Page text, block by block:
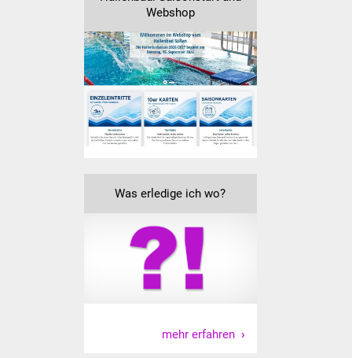
Was erledige ich wo
Dienstleistungen
Lebenslagen
Formulare
Schulen
Kindergärten
Webshop
Was erledige ich wo?
mehr erfahren